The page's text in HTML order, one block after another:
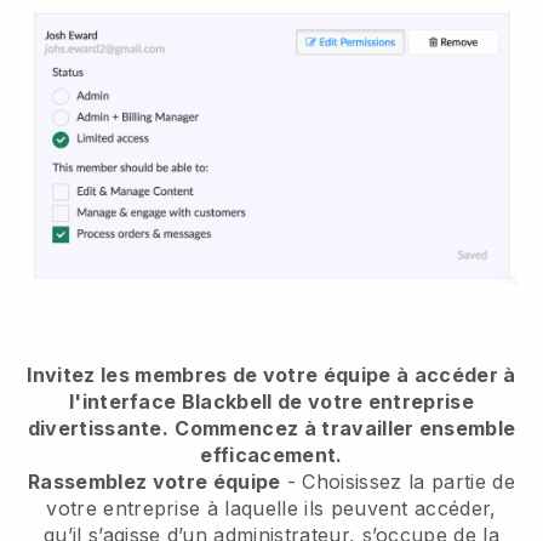
Invitez les membres de votre équipe à accéder à
l'interface Blackbell de votre entreprise
divertissante. Commencez à travailler ensemble
efficacement.
Rassemblez votre équipe - Choisissez la partie de
votre entreprise à laquelle ils peuvent accéder,
qu’il s’agisse d’un administrateur, s’occupe de la